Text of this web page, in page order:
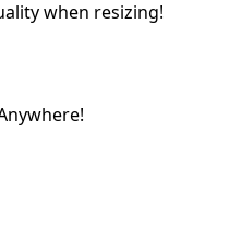
when resizing!